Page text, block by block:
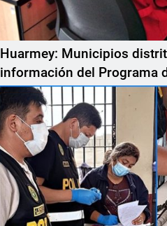
Huarmey: Municipios
información del Programa